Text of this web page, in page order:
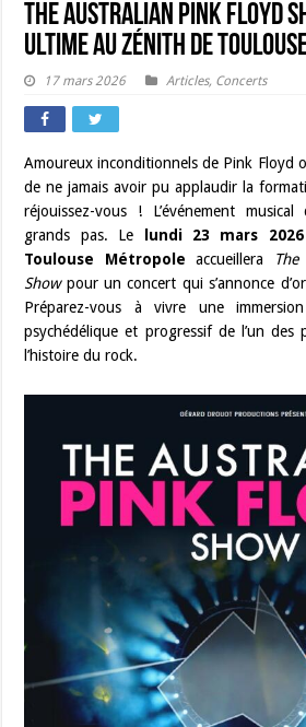
THE AUSTRALIAN PINK FLOYD
Ultime au Zénith de
17 mars 2026 Articles, Concerts
Amoureux inconditionnels de Pink Floyd
de ne jamais avoir pu applaudir la
réjouissez-vous ! L’événement
grands pas. Le
lundi 23 mars
Toulouse Métropole accueillera
Showpour un concert qui s’annonce
Préparez-vous à vivre une
psychédélique et progressif de l’un des
l’histoire du rock.